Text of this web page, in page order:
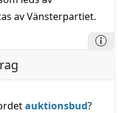
av Vänsterpartiet.
auktionsbud?